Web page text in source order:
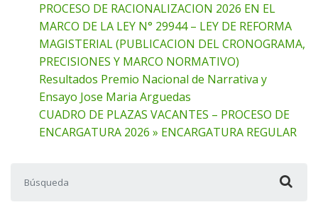
PROCESO DE RACIONALIZACION 2026 EN EL
MARCO DE LA LEY N° 29944 – LEY DE REFORMA
MAGISTERIAL (PUBLICACION DEL CRONOGRAMA,
PRECISIONES Y MARCO NORMATIVO)
Resultados Premio Nacional de Narrativa y
Ensayo Jose Maria Arguedas
CUADRO DE PLAZAS VACANTES – PROCESO DE
ENCARGATURA 2026 » ENCARGATURA REGULAR